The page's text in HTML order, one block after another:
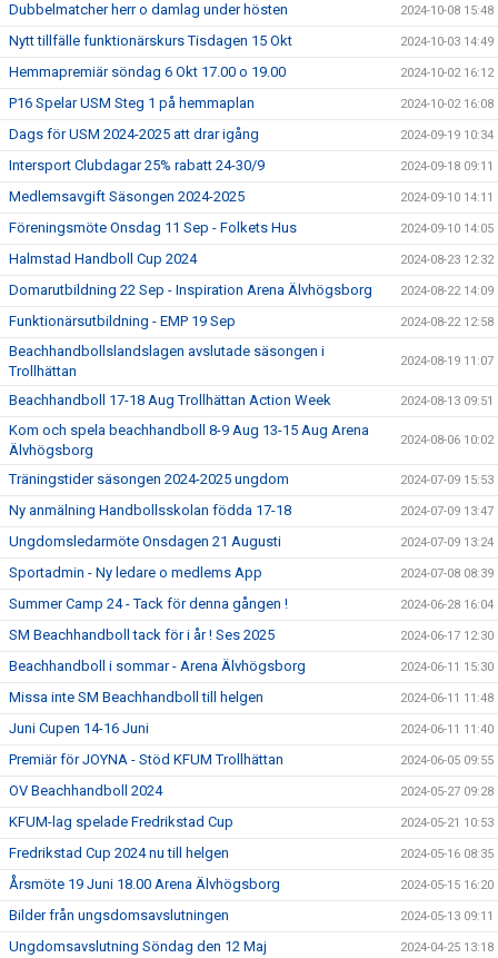
Dubbelmatcher herr o damlag under hösten 2024-10-08 15:48
Nytt tillfälle funktionärskurs Tisdagen 15 Okt 2024-10-03 14:49
Hemmapremiär söndag 6 Okt 17.00 o 19.00 2024-10-02 16:12
P16 Spelar USM Steg 1 på hemmaplan 2024-10-02 16:08
Dags för USM 2024-2025 att drar igång 2024-09-19 10:34
Intersport Clubdagar 25% rabatt 24-30/9 2024-09-18 09:11
Medlemsavgift Säsongen 2024-2025 2024-09-10 14:11
Föreningsmöte Onsdag 11 Sep - Folkets Hus 2024-09-10 14:05
Halmstad Handboll Cup 2024 2024-08-23 12:32
Domarutbildning 22 Sep - Inspiration Arena Älvhögsborg 2024-08-22 14:09
Funktionärsutbildning - EMP 19 Sep 2024-08-22 12:58
Beachhandbollslandslagen avslutade säsongen i
Trollhättan
2024-08-19 11:07
Beachhandboll 17-18 Aug Trollhättan Action Week 2024-08-13 09:51
Kom och spela beachhandboll 8-9 Aug 13-15 Aug Arena
Älvhögsborg
2024-08-06 10:02
Träningstider säsongen 2024-2025 ungdom 2024-07-09 15:53
Ny anmälning Handbollsskolan födda 17-18 2024-07-09 13:47
Ungdomsledarmöte Onsdagen 21 Augusti 2024-07-09 13:24
Sportadmin - Ny ledare o medlems App 2024-07-08 08:39
Summer Camp 24 - Tack för denna gången ! 2024-06-28 16:04
SM Beachhandboll tack för i år ! Ses 2025 2024-06-17 12:30
Beachhandboll i sommar - Arena Älvhögsborg 2024-06-11 15:30
Missa inte SM Beachhandboll till helgen 2024-06-11 11:48
Juni Cupen 14-16 Juni 2024-06-11 11:40
Premiär för JOYNA - Stöd KFUM Trollhättan 2024-06-05 09:55
OV Beachhandboll 2024 2024-05-27 09:28
KFUM-lag spelade Fredrikstad Cup 2024-05-21 10:53
Fredrikstad Cup 2024 nu till helgen 2024-05-16 08:35
Årsmöte 19 Juni 18.00 Arena Älvhögsborg 2024-05-15 16:20
Bilder från ungsdomsavslutningen 2024-05-13 09:11
Ungdomsavslutning Söndag den 12 Maj 2024-04-25 13:18